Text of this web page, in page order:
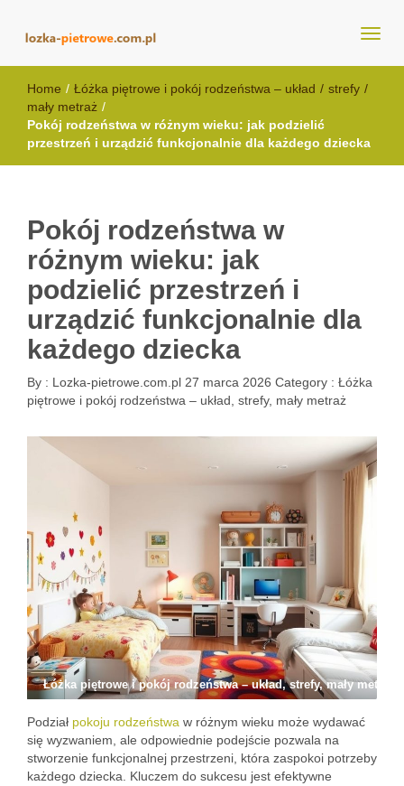
lozka-pietrowe.com.pl
Home / Łóżka piętrowe i pokój rodzeństwa – układ / strefy /
mały metraż /
Pokój rodzeństwa w różnym wieku: jak podzielić
przestrzeń i urządzić funkcjonalnie dla każdego dziecka
Pokój rodzeństwa w
różnym wieku: jak
podzielić przestrzeń i
urządzić funkcjonalnie dla
każdego dziecka
By : Lozka-pietrowe.com.pl 27 marca 2026 Category : Łóżka
piętrowe i pokój rodzeństwa – układ, strefy, mały metraż
Łóżka piętrowe i pokój rodzeństwa – układ, strefy, mały metraż
Podział pokoju rodzeństwa w różnym wieku może wydawać
się wyzwaniem, ale odpowiednie podejście pozwala na
stworzenie funkcjonalnej przestrzeni, która zaspokoi potrzeby
każdego dziecka. Kluczem do sukcesu jest efektywne